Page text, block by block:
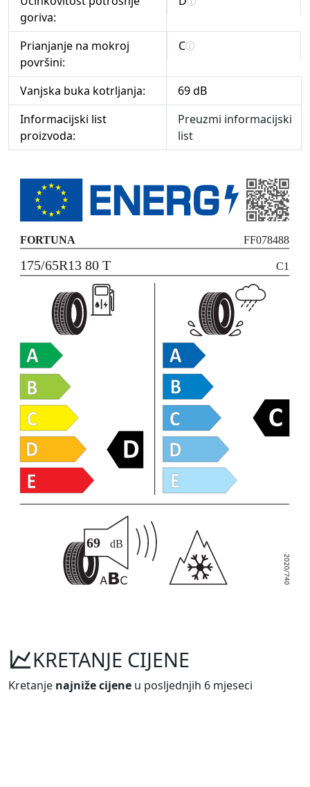
goriva:
Prianjanje na mokroj
površini:
C
Vanjska buka kotrljanja:
69 dB
Informacijski list
proizvoda:
Preuzmi informacijski
list
KRETANJE CIJENE
Kretanje najniže cijene u posljednjih 6 mjeseci